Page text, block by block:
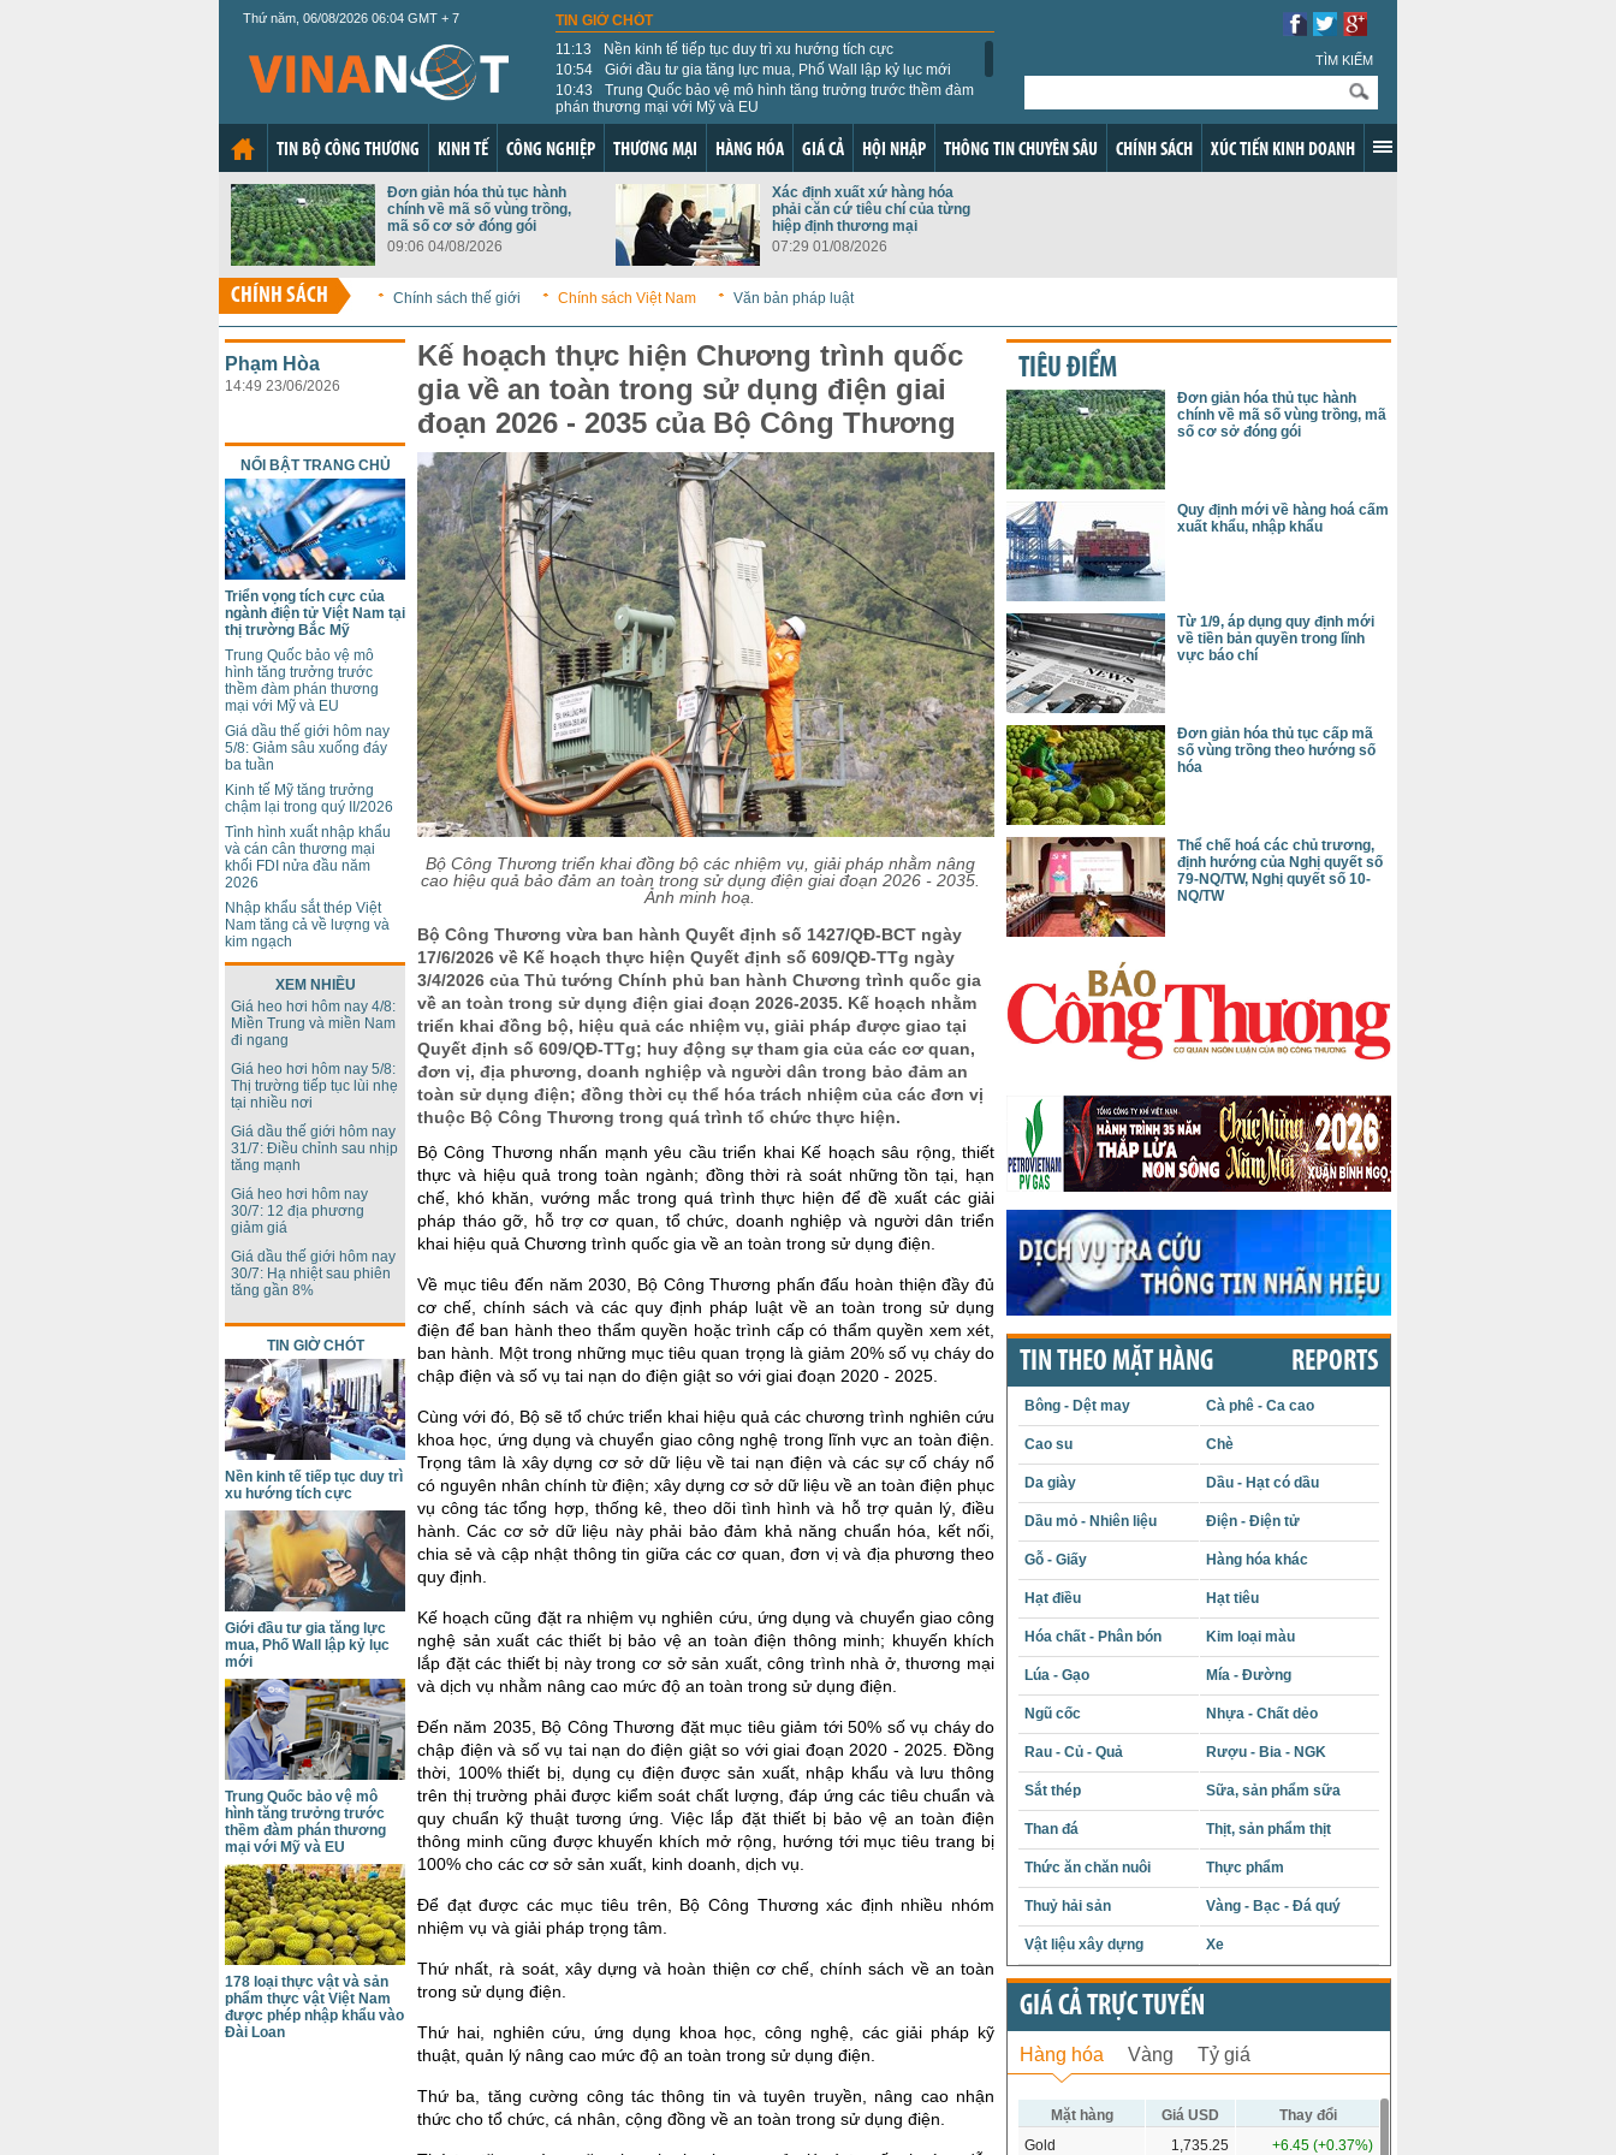
Thứ năm, 06/08/2026 06:04 GMT + 7
TIN GIỜ CHÓT
11:13
Nền kinh tế tiếp tục duy trì xu hướng tích cực
10:54
Giới đầu tư gia tăng lực mua, Phố Wall lập kỷ lục mới
10:43
Trung Quốc bảo vệ mô hình tăng trưởng trước thềm đàm
phán thương mại với Mỹ và EU
09:55
178 loại thực vật và sản phẩm thực vật Việt Nam được
phép nhập khẩu vào Đài Loan
doanh nghiệp Việt vươn ra thế giới
09:43
Tỷ giá USD hôm nay 5/8: Tỷ giá trung tâm lên 25.405
đồng, giới đầu tư dồn sự chú ý vào báo cáo việc làm Mỹ
Giá năng lượng thế giới hôm nay 5/8: Thị trường hạ nhiệt
nhờ tín hiệu ngoại giao tích cực
09:31
Thị trường lúa gạo ngày 5/8: Giá lúa gạo trong nước đi
ngang, xuất khẩu tăng nhẹ
làm động lực bứt phá
08:57
Giá vàng thế giới hôm nay 5/8: Phục hồi nhờ giá dầu giảm
TÌM KIẾM
TIN BỘ CÔNG THƯƠNG KINH TẾ CÔNG NGHIỆP THƯƠNG MẠI HÀNG HÓA GIÁ CẢ HỘI NHẬP THÔNG TIN CHUYÊN SÂU CHÍNH SÁCH XÚC TIẾN KINH DOANH
Đơn giản hóa thủ tục hành
chính về mã số vùng trồng,
mã số cơ sở đóng gói
09:06 04/08/2026
Xác định xuất xứ hàng hóa
phải căn cứ tiêu chí của từng
hiệp định thương mại
07:29 01/08/2026
CHÍNH SÁCH Chính sách thế giới Chính sách Việt Nam Văn bản pháp luật
Kế hoạch thực hiện Chương trình quốc
gia về an toàn trong sử dụng điện giai
đoạn 2026 - 2035 của Bộ Công Thương
Bộ Công Thương triển khai đồng bộ các nhiệm vụ, giải pháp nhằm nâng
cao hiệu quả bảo đảm an toàn trong sử dụng điện giai đoạn 2026 - 2035.
Ảnh minh hoạ.
Bộ Công Thương vừa ban hành Quyết định số 1427/QĐ-BCT ngày
17/6/2026 về Kế hoạch thực hiện Quyết định số 609/QĐ-TTg ngày
3/4/2026 của Thủ tướng Chính phủ ban hành Chương trình quốc gia
về an toàn trong sử dụng điện giai đoạn 2026-2035. Kế hoạch nhằm
triển khai đồng bộ, hiệu quả các nhiệm vụ, giải pháp được giao tại
Quyết định số 609/QĐ-TTg; huy động sự tham gia của các cơ quan,
đơn vị, địa phương, doanh nghiệp và người dân trong bảo đảm an
toàn sử dụng điện; đồng thời cụ thể hóa trách nhiệm của các đơn vị
thuộc Bộ Công Thương trong quá trình tổ chức thực hiện.
Bộ Công Thương nhấn mạnh yêu cầu triển khai Kế hoạch sâu rộng, thiết
thực và hiệu quả trong toàn ngành; đồng thời rà soát những tồn tại, hạn
chế, khó khăn, vướng mắc trong quá trình thực hiện để đề xuất các giải
pháp tháo gỡ, hỗ trợ cơ quan, tổ chức, doanh nghiệp và người dân triển
khai hiệu quả Chương trình quốc gia về an toàn trong sử dụng điện.
Về mục tiêu đến năm 2030, Bộ Công Thương phấn đấu hoàn thiện đầy đủ
cơ chế, chính sách và các quy định pháp luật về an toàn trong sử dụng
điện để ban hành theo thẩm quyền hoặc trình cấp có thẩm quyền xem xét,
ban hành. Một trong những mục tiêu quan trọng là giảm 20% số vụ cháy do
chập điện và số vụ tai nạn do điện giật so với giai đoạn 2020 - 2025.
Cùng với đó, Bộ sẽ tổ chức triển khai hiệu quả các chương trình nghiên cứu
khoa học, ứng dụng và chuyển giao công nghệ trong lĩnh vực an toàn điện.
Trọng tâm là xây dựng cơ sở dữ liệu về tai nạn điện và các sự cố cháy nổ
có nguyên nhân chính từ điện; xây dựng cơ sở dữ liệu về an toàn điện phục
vụ công tác tổng hợp, thống kê, theo dõi tình hình và hỗ trợ quản lý, điều
hành. Các cơ sở dữ liệu này phải bảo đảm khả năng chuẩn hóa, kết nối,
chia sẻ và cập nhật thông tin giữa các cơ quan, đơn vị và địa phương theo
quy định.
Kế hoạch cũng đặt ra nhiệm vụ nghiên cứu, ứng dụng và chuyển giao công
nghệ sản xuất các thiết bị bảo vệ an toàn điện thông minh; khuyến khích
lắp đặt các thiết bị này trong cơ sở sản xuất, công trình nhà ở, thương mại
và dịch vụ nhằm nâng cao mức độ an toàn trong sử dụng điện.
Đến năm 2035, Bộ Công Thương đặt mục tiêu giảm tới 50% số vụ cháy do
chập điện và số vụ tai nạn do điện giật so với giai đoạn 2020 - 2025. Đồng
thời, 100% thiết bị, dụng cụ điện được sản xuất, nhập khẩu và lưu thông
trên thị trường phải được kiểm soát chất lượng, đáp ứng các tiêu chuẩn và
quy chuẩn kỹ thuật tương ứng. Việc lắp đặt thiết bị bảo vệ an toàn điện
thông minh cũng được khuyến khích mở rộng, hướng tới mục tiêu trang bị
100% cho các cơ sở sản xuất, kinh doanh, dịch vụ.
Để đạt được các mục tiêu trên, Bộ Công Thương xác định nhiều nhóm
nhiệm vụ và giải pháp trọng tâm.
Thứ nhất, rà soát, xây dựng và hoàn thiện cơ chế, chính sách về an toàn
trong sử dụng điện.
Thứ hai, nghiên cứu, ứng dụng khoa học, công nghệ, các giải pháp kỹ
thuật, quản lý nâng cao mức độ an toàn trong sử dụng điện.
Thứ ba, tăng cường công tác thông tin và tuyên truyền, nâng cao nhận
thức cho tổ chức, cá nhân, cộng đồng về an toàn trong sử dụng điện.
Phạm Hòa
14:49 23/06/2026
NỔI BẬT TRANG CHỦ
Triển vọng tích cực của
ngành điện tử Việt Nam tại
thị trường Bắc Mỹ
Trung Quốc bảo vệ mô
hình tăng trưởng trước
thềm đàm phán thương
mại với Mỹ và EU
Giá dầu thế giới hôm nay
5/8: Giảm sâu xuống đáy
ba tuần
Kinh tế Mỹ tăng trưởng
chậm lại trong quý II/2026
Tình hình xuất nhập khẩu
và cán cân thương mại
khối FDI nửa đầu năm
2026
Nhập khẩu sắt thép Việt
Nam tăng cả về lượng và
kim ngạch
XEM NHIỀU
Giá heo hơi hôm nay 4/8:
Miền Trung và miền Nam
đi ngang
Giá heo hơi hôm nay 5/8:
Thị trường tiếp tục lùi nhẹ
tại nhiều nơi
Giá dầu thế giới hôm nay
31/7: Điều chỉnh sau nhịp
tăng mạnh
Giá heo hơi hôm nay
30/7: 12 địa phương
giảm giá
Giá dầu thế giới hôm nay
30/7: Hạ nhiệt sau phiên
tăng gần 8%
TIN GIỜ CHÓT
Nền kinh tế tiếp tục duy trì
xu hướng tích cực
Giới đầu tư gia tăng lực
mua, Phố Wall lập kỷ lục
mới
Trung Quốc bảo vệ mô
hình tăng trưởng trước
thềm đàm phán thương
mại với Mỹ và EU
178 loại thực vật và sản
phẩm thực vật Việt Nam
được phép nhập khẩu vào
Đài Loan
TIÊU ĐIỂM
Đơn giản hóa thủ tục hành
chính về mã số vùng trồng, mã
số cơ sở đóng gói
Quy định mới về hàng hoá cấm
xuất khẩu, nhập khẩu
Từ 1/9, áp dụng quy định mới
về tiền bản quyền trong lĩnh
vực báo chí
Đơn giản hóa thủ tục cấp mã
số vùng trồng theo hướng số
hóa
Thể chế hoá các chủ trương,
định hướng của Nghị quyết số
79-NQ/TW, Nghị quyết số 10-
NQ/TW
TIN THEO MẶT HÀNG REPORTS
Bông - Dệt may Cà phê - Ca cao
Cao su Chè
Da giày Dầu - Hạt có dầu
Dầu mỏ - Nhiên liệu Điện - Điện tử
Gỗ - Giấy Hàng hóa khác
Hạt điều Hạt tiêu
Hóa chất - Phân bón Kim loại màu
Lúa - Gạo Mía - Đường
Ngũ cốc Nhựa - Chất dẻo
Rau - Củ - Quả Rượu - Bia - NGK
Sắt thép Sữa, sản phẩm sữa
Than đá Thịt, sản phẩm thịt
Thức ăn chăn nuôi Thực phẩm
Thuỷ hải sản Vàng - Bạc - Đá quý
Vật liệu xây dựng Xe
GIÁ CẢ TRỰC TUYẾN
Hàng hóa Vàng Tỷ giá
Mặt hàng Giá USD
Thay đổi
Gold
1,735.25 +6.45 (+0.37%)